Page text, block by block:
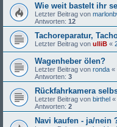
Wie weit bastelt ihr
Letzter Beitrag von
Antworten: 12
Tachoreparatur,
Letzter Beitrag von ulliB «
Wagenheber ölen?
Letzter Beitrag von ronda «
Antworten: 3
Rückfahrkamera
Letzter Beitrag von birthel «
Antworten: 2
Navi kaufen - ja/nein